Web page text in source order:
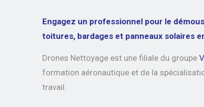
Engagez un professionnel pour le
toitures, bardages et panneaux solaires
Drones Nettoyage est une filiale du groupe
formation aéronautique et de la
travail.